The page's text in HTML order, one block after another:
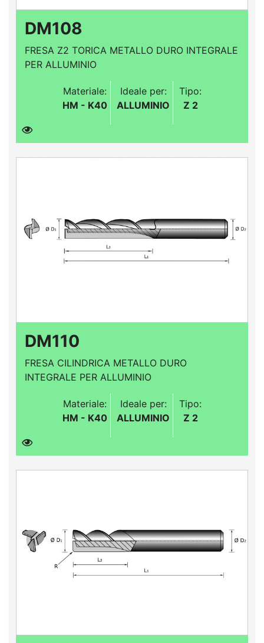
DM108
FRESA Z2 TORICA METALLO DURO INTEGRALE
PER ALLUMINIO
Materiale:
HM - K40
Ideale per:
ALLUMINIO
Tipo:
Z 2
DM110
FRESA CILINDRICA METALLO DURO
INTEGRALE PER ALLUMINIO
Materiale:
HM - K40
Ideale per:
ALLUMINIO
Tipo:
Z 2